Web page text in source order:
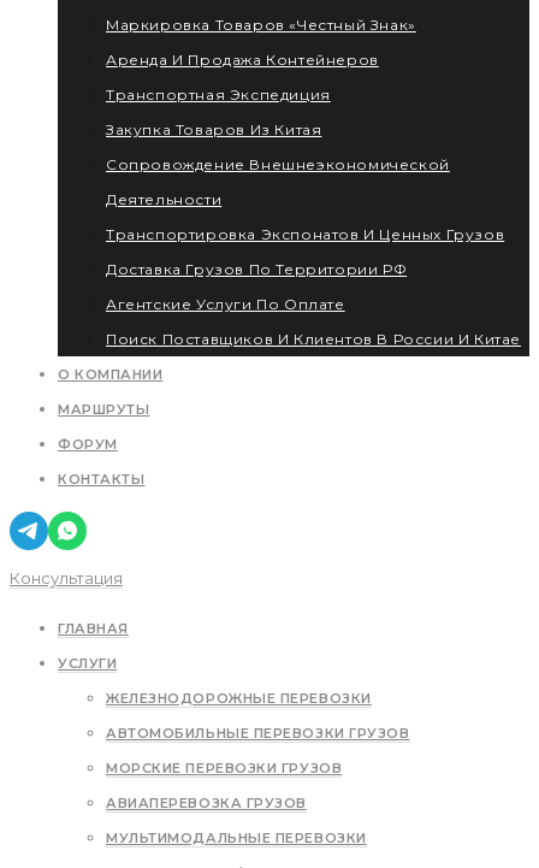
Маркировка Товаров «Честный Знак»
Аренда И Продажа Контейнеров
Транспортная Экспедиция
Закупка Товаров Из Китая
Сопровождение Внешнеэкономической
Деятельности
Транспортировка Экспонатов И Ценных Грузов
Доставка Грузов По Территории РФ
Агентские Услуги По Оплате
Поиск Поставщиков И Клиентов В России И Китае
О КОМПАНИИ
МАРШРУТЫ
ФОРУМ
КОНТАКТЫ
Консультация
ГЛАВНАЯ
УСЛУГИ
ЖЕЛЕЗНОДОРОЖНЫЕ ПЕРЕВОЗКИ
АВТОМОБИЛЬНЫЕ ПЕРЕВОЗКИ ГРУЗОВ
МОРСКИЕ ПЕРЕВОЗКИ ГРУЗОВ
АВИАПЕРЕВОЗКА ГРУЗОВ
МУЛЬТИМОДАЛЬНЫЕ ПЕРЕВОЗКИ